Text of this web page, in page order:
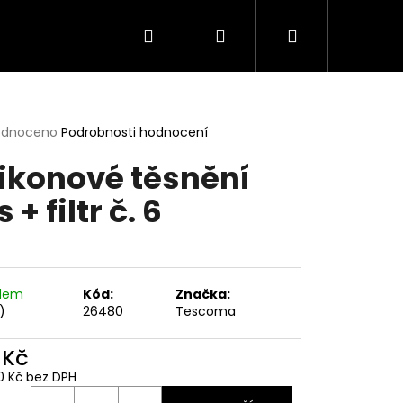
Hledat PřihlášeníNákupní
Podrobnosti hodnocení
těsnění
+ filtr č. 6
Kód:
26480
Značka:
Tescoma
Kč bez DPH